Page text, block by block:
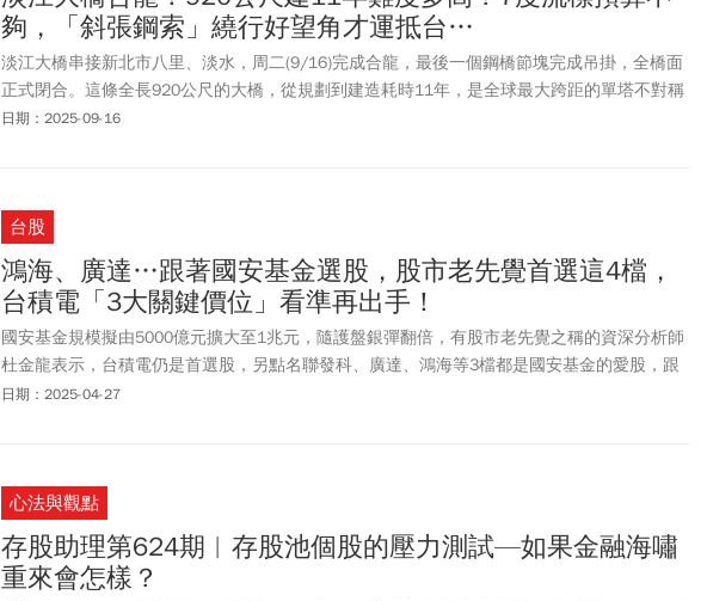
夠，「斜張鋼索」繞行好望角才運抵台…
淡江大橋串接新北市八里、淡水，周二(9/16)完成合龍，最後一個鋼橋節塊完成吊掛，全橋面
正式閉合。這條全長920公尺的大橋，從規劃到建造耗時11年，是全球最大跨距的單塔不對稱
斜張橋，未來將會成為台灣新地景。
日期：2025-09-16
台股
鴻海、廣達…跟著國安基金選股，股市老先覺首選這4檔，
台積電「3大關鍵價位」看準再出手！
國安基金規模擬由5000億元擴大至1兆元，隨護盤銀彈翻倍，有股市老先覺之稱的資深分析師
杜金龍表示，台積電仍是首選股，另點名聯發科、廣達、鴻海等3檔都是國安基金的愛股，跟
風買進的風險不大。
日期：2025-04-27
心法與觀點
存股助理第624期︱存股池個股的壓力測試—如果金融海嘯
重來會怎樣？